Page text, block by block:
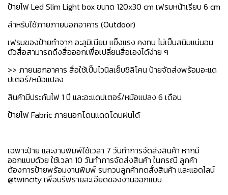
ป้ายไฟ Led Slim Light box ขนาด 120x30 cm เฟรมหน้าเรียบ 6 cm
สำหรับใช้ภายภายนอกอาคาร (Outdoor)
เฟรมของป้ายทำจาก อะลูมิเนียม แข็งแรง คงทน ไม่เป็นสนิมแน่นอน
ตัวสื่อสามารถดึงสื่อออกเพื่อเปลี่ยนสื่อเองได้ง่าย ๆ
>> ภายนอกอาคาร สื่อใช้เป็นไวนิลเย็บซิลิโคน ป้ายจัดส่งพร้อมอะแด
ปเตอร์/หม้อแปลง
สินค้ามีประกันไฟ 1 ปี และอะแดปเตอร์/หม้อแปลง 6 เดือน
ป้ายไฟ Fabric ภายนอกโดนแดดโดนฝนได้ ️️
เฉพาะป้าย และงานพิมพ์ใช้เวลา 7 วันทำการจัดส่งสินค้า หากมี
ออกแบบด้วย ใช้เวลา 10 วันทำการจัดส่งสินค้า ในกรณี ลูกค้า
ต้องการป้ายพร้อมงานพิมพ์ รบกวนลูกค้ากดสั่งสินค้า และแอดไลน์
@twincity เพื่อบรีฟรายละเอียดของงานออกแบบ